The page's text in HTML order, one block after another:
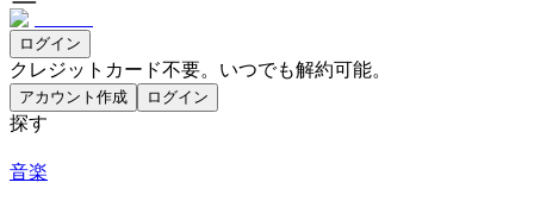
ログイン
クレジットカード不要。いつでも解約可能。
アカウント作成 ログイン
探す
音楽